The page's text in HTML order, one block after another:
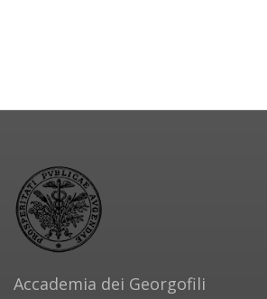
Accademia dei Georgofili